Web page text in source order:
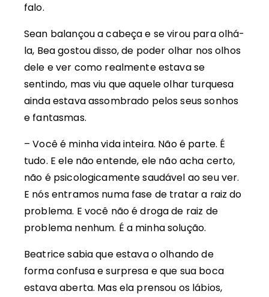
falo.
Sean balançou a cabeça e se virou para olhá-
la, Bea gostou disso, de poder olhar nos olhos
dele e ver como realmente estava se
sentindo, mas viu que aquele olhar turquesa
ainda estava assombrado pelos seus sonhos
e fantasmas.
– Você é minha vida inteira. Não é parte. É
tudo. E ele não entende, ele não acha certo,
não é psicologicamente saudável ao seu ver.
E nós entramos numa fase de tratar a raiz do
problema. E você não é droga de raiz de
problema nenhum. É a minha solução.
Beatrice sabia que estava o olhando de
forma confusa e surpresa e que sua boca
estava aberta. Mas ela prensou os lábios,